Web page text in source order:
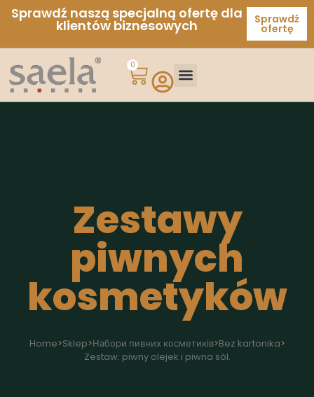
Sprawdź naszą specjalną ofertę dla
klientów biznesowych Sprawdź
ofertę
0
Zestawy
piwnych
kosmetyków
Home>Sklep>Набори пивних косметиків>Bez kartonika>
Zestaw: piwny olejek i piwna sól.